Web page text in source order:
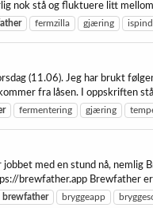
nok stå og fluktuere litt
fermzilla gjæring
(11.06). Jeg har brukt
fra låsen. I oppskriften
fermentering gjæring
med en stund nå,
brewfather.app Brewfather
brewfather bryggeapp